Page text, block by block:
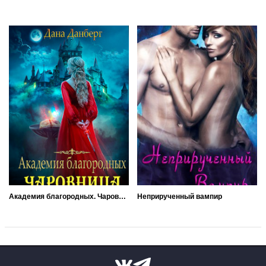
Академия благородных. Чаровница Неприрученный вампир